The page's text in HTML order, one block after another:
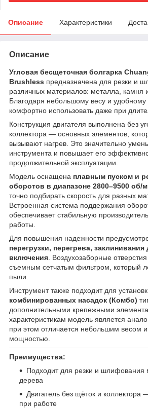
Описание Характеристики
Описание
Угловая бесщеточная болгарка
Brushless предназначена для резки и
различных материалов: металла, камня
Благодаря небольшому весу и удобному
комфортно использовать даже при
Конструкция двигателя выполнена без
коллектора — основных элементов,
вызывают нагрев. Это значительно
инструмента и повышает его
продолжительной эксплуатации.
Модель оснащена плавным пуском и
оборотов в диапазоне 2800–9500 об/
точно подбирать скорость для разных
Встроенная система поддержания
обеспечивает стабильную
работы.
Для повышения надежности
перегрузки, перегрева,
включения . Воздухозаборные
съемным сетчатым фильтром, который
пыли.
Инструмент также подходит для
комбинированных насадок (Комбо)
дополнительными крепежными
характеристикам модель является
при этом отличается небольшим весом
мощностью.
Преимущества:
Подходит для резки и шлифования
дерева
Двигатель без щёток и коллектора
при работе